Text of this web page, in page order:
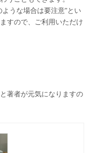
うな場合は要注意"とい
すので、ご利用いただけ
著者が元気になりますの